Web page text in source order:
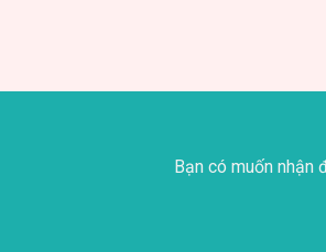
Bạn có muốn nhận